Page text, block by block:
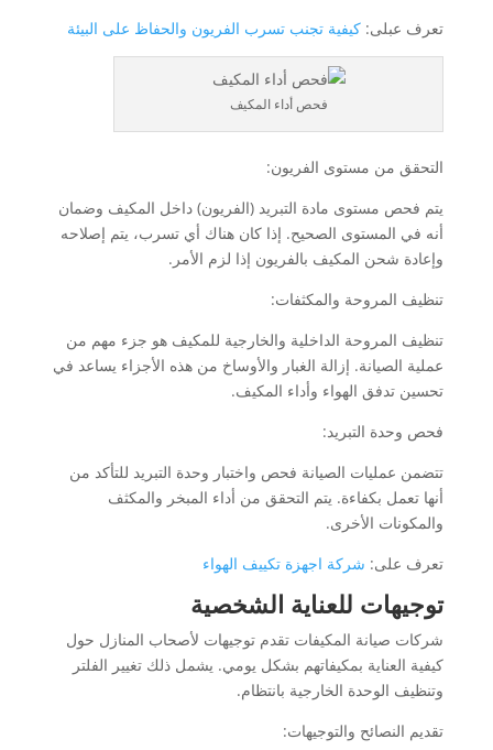
تعرف عبلى: كيفية تجنب تسرب الفريون والحفاظ على البيئة
فحص أداء المكيف
التحقق من مستوى الفريون:
يتم فحص مستوى مادة التبريد (الفريون) داخل المكيف وضمان
أنه في المستوى الصحيح. إذا كان هناك أي تسرب، يتم إصلاحه
وإعادة شحن المكيف بالفريون إذا لزم الأمر.
تنظيف المروحة والمكثفات:
تنظيف المروحة الداخلية والخارجية للمكيف هو جزء مهم من
عملية الصيانة. إزالة الغبار والأوساخ من هذه الأجزاء يساعد في
تحسين تدفق الهواء وأداء المكيف.
فحص وحدة التبريد:
تتضمن عمليات الصيانة فحص واختبار وحدة التبريد للتأكد من
أنها تعمل بكفاءة. يتم التحقق من أداء المبخر والمكثف
والمكونات الأخرى.
تعرف على: شركة اجهزة تكييف الهواء
توجيهات للعناية الشخصية
شركات صيانة المكيفات تقدم توجيهات لأصحاب المنازل حول
كيفية العناية بمكيفاتهم بشكل يومي. يشمل ذلك تغيير الفلتر
وتنظيف الوحدة الخارجية بانتظام.
تقديم النصائح والتوجيهات: